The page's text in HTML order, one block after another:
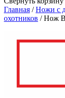
Главная /Ножи с
охотников /Нож